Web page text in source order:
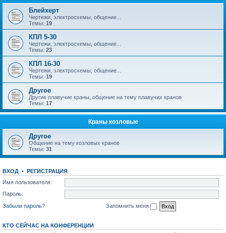
Блейхерт
Чертежи, электросхемы, общение...
Темы: 19
КПЛ 5-30
Чертежи, электросхемы, общение...
Темы: 23
КПЛ 16-30
Чертежи, электросхемы, общение...
Темы: 19
Другое
Другие плавучие краны, общение на тему плавучих кранов
Темы: 17
Краны козловые
Другое
Общение на тему козловых кранов
Темы: 31
ВХОД • РЕГИСТРАЦИЯ
Имя пользователя:
Пароль:
Забыли пароль?
Запомнить меня
КТО СЕЙЧАС НА КОНФЕРЕНЦИИ